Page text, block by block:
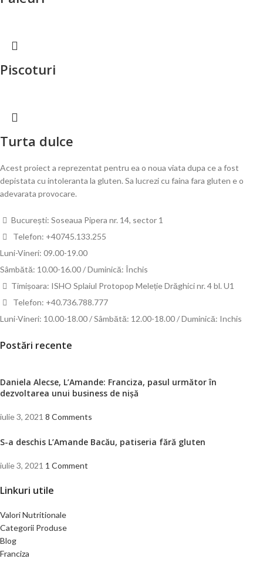
Piscoturi
Turta dulce
Acest proiect a reprezentat pentru ea o noua viata dupa ce a fost
depistata cu intoleranta la gluten. Sa lucrezi cu faina fara gluten e o
adevarata provocare.
București: Soseaua Pipera nr. 14, sector 1
Telefon: +40745.133.255
Luni-Vineri: 09.00-19.00
Sâmbătă: 10.00-16.00 / Duminică: Închis
Timișoara: ISHO Splaiul Protopop Meleție Drăghici nr. 4 bl. U1
Telefon: +40.736.788.777
Luni-Vineri: 10.00-18.00 / Sâmbătă: 12.00-18.00 / Duminică: Inchis
Postări recente
Daniela Alecse, L’Amande: Franciza, pasul următor în
dezvoltarea unui business de nișă
iulie 3, 2021 8 Comments
S-a deschis L’Amande Bacău, patiseria fără gluten
iulie 3, 2021 1 Comment
Linkuri utile
Valori Nutritionale
Categorii Produse
Blog
Franciza